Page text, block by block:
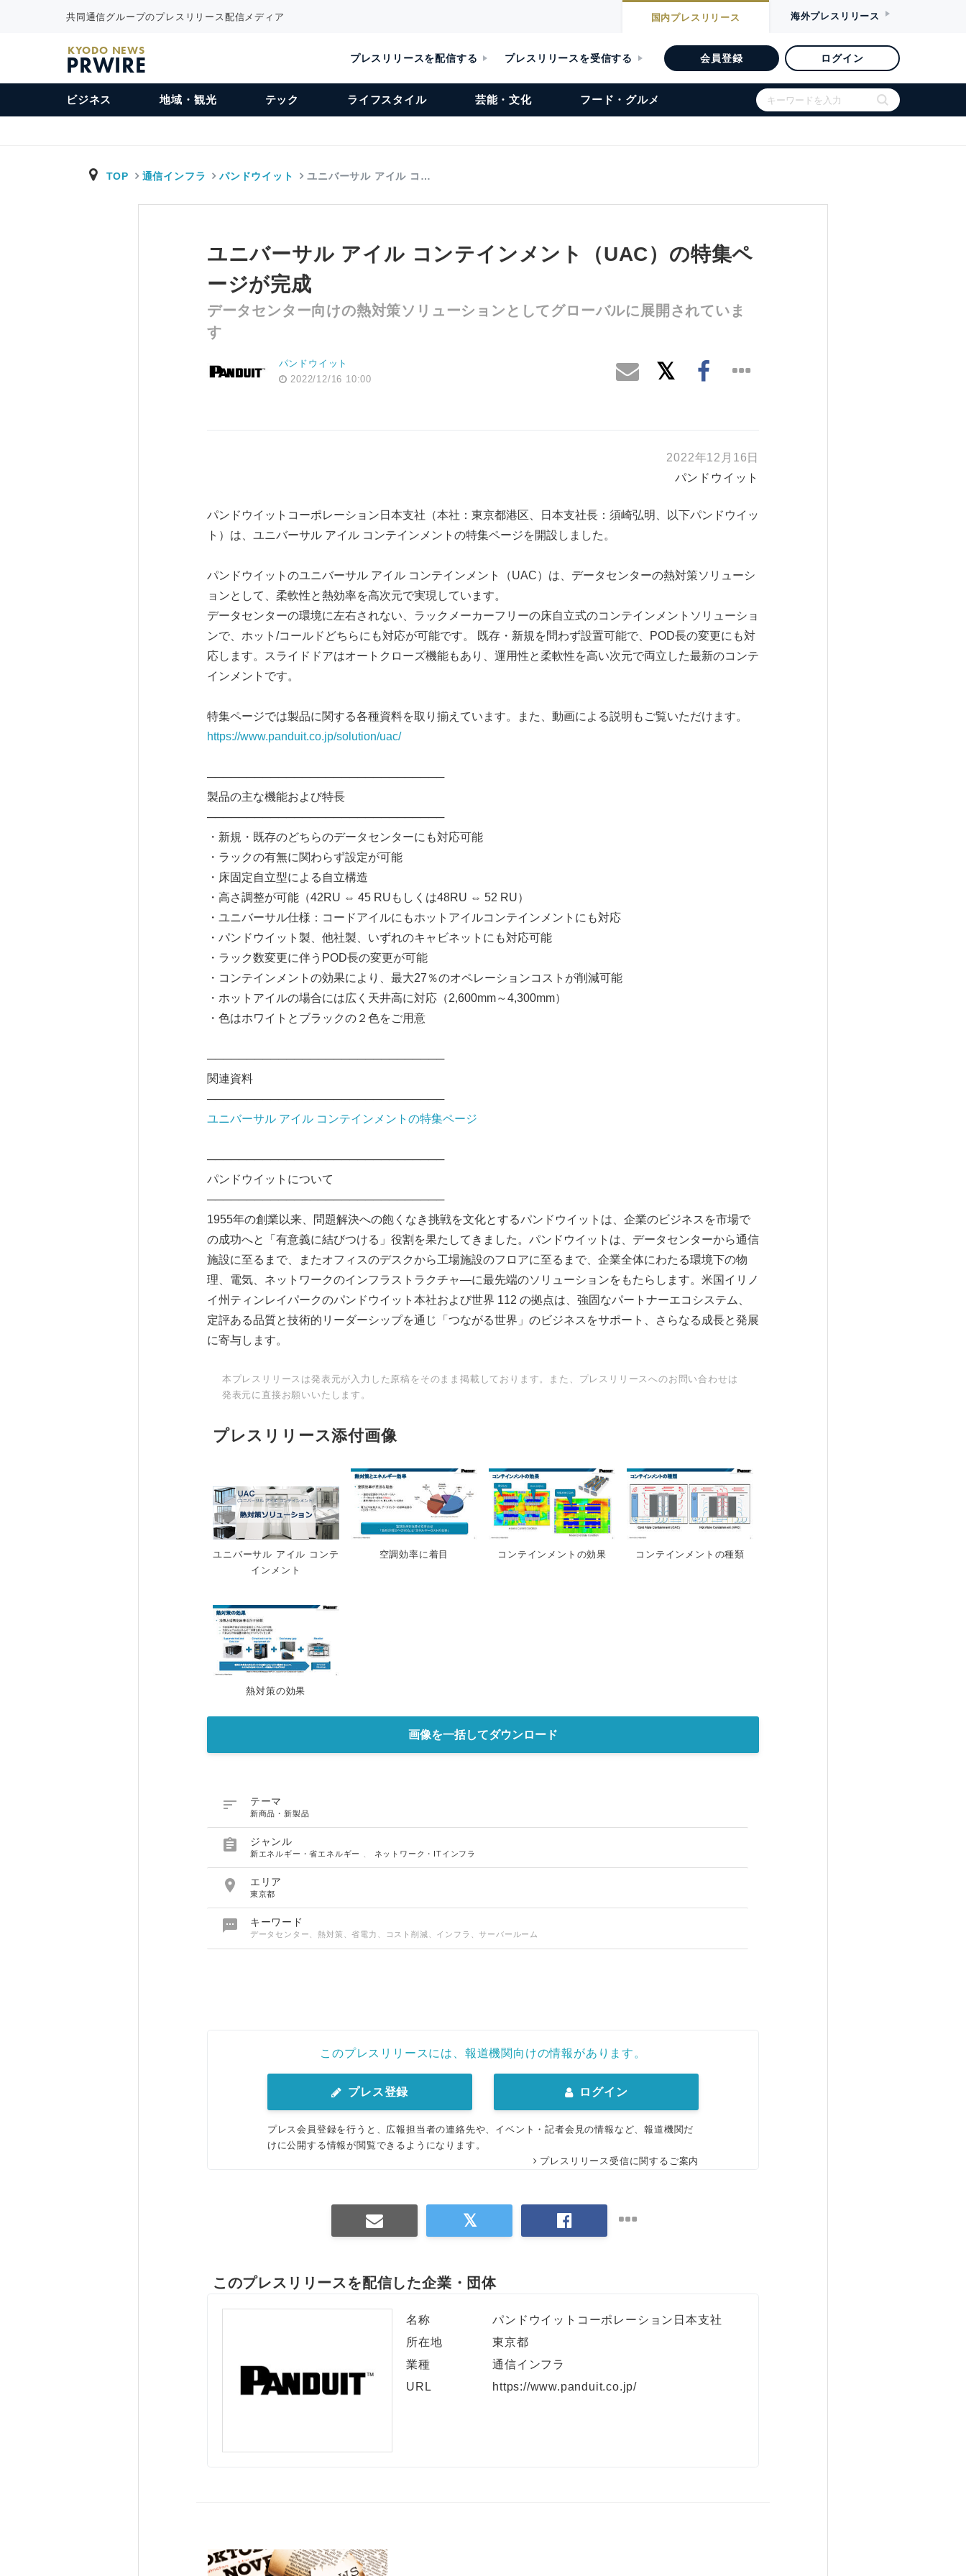
共同通信グループのプレスリリース配信メディア 国内プレスリリース 海外プレスリリース
KYODO NEWS
PRWIRE プレスリリースを配信する プレスリリースを受信する 会員登録 ログイン
ビジネス 地域・観光 テック ライフスタイル 芸能・文化 フード・グルメ
TOP 通信インフラ パンドウイット ユニバーサル アイル コ…
ユニバーサル アイル コンテインメント（UAC）の特集ペ
ージが完成
データセンター向けの熱対策ソリューションとしてグローバルに展開されていま
す
パンドウイット
2022/12/16 10:00
2022年12月16日
パンドウイット
パンドウイットコーポレーション日本支社（本社：東京都港区、日本支社長：須崎弘明、以下パンドウイッ
ト）は、ユニバーサル アイル コンテインメントの特集ページを開設しました。
パンドウイットのユニバーサル アイル コンテインメント（UAC）は、データセンターの熱対策ソリューシ
ョンとして、柔軟性と熱効率を高次元で実現しています。
データセンターの環境に左右されない、ラックメーカーフリーの床自立式のコンテインメントソリューショ
ンで、ホット/コールドどちらにも対応が可能です。 既存・新規を問わず設置可能で、POD長の変更にも対
応します。スライドドアはオートクローズ機能もあり、運用性と柔軟性を高い次元で両立した最新のコンテ
インメントです。
特集ページでは製品に関する各種資料を取り揃えています。また、動画による説明もご覧いただけます。
https://www.panduit.co.jp/solution/uac/
──────────────────────────────
製品の主な機能および特長
──────────────────────────────
・新規・既存のどちらのデータセンターにも対応可能
・ラックの有無に関わらず設定が可能
・床固定自立型による自立構造
・高さ調整が可能（42RU ⇔ 45 RUもしくは48RU ⇔ 52 RU）
・ユニバーサル仕様：コードアイルにもホットアイルコンテインメントにも対応
・パンドウイット製、他社製、いずれのキャビネットにも対応可能
・ラック数変更に伴うPOD長の変更が可能
・コンテインメントの効果により、最大27％のオペレーションコストが削減可能
・ホットアイルの場合には広く天井高に対応（2,600mm～4,300mm）
・色はホワイトとブラックの２色をご用意
──────────────────────────────
関連資料
──────────────────────────────
ユニバーサル アイル コンテインメントの特集ページ
──────────────────────────────
パンドウイットについて
──────────────────────────────
1955年の創業以来、問題解決への飽くなき挑戦を文化とするパンドウイットは、企業のビジネスを市場で
の成功へと「有意義に結びつける」役割を果たしてきました。パンドウイットは、データセンターから通信
施設に至るまで、またオフィスのデスクから工場施設のフロアに至るまで、企業全体にわたる環境下の物
理、電気、ネットワークのインフラストラクチャ―に最先端のソリューションをもたらします。米国イリノ
イ州ティンレイパークのパンドウイット本社および世界 112 の拠点は、強固なパートナーエコシステム、
定評ある品質と技術的リーダーシップを通じ「つながる世界」のビジネスをサポート、さらなる成長と発展
に寄与します。
本プレスリリースは発表元が入力した原稿をそのまま掲載しております。また、プレスリリースへのお問い合わせは
発表元に直接お願いいたします。
プレスリリース添付画像
ユニバーサル アイル コンテ
インメント
空調効率に着目 コンテインメントの効果 コンテインメントの種類
熱対策の効果
画像を一括してダウンロード
 テーマ
新商品・新製品
 ジャンル
新エネルギー・省エネルギー ネットワーク・ITインフラ
 エリア
東京都
 キーワード
データセンター、熱対策、省電力、コスト削減、インフラ、サーバールーム
このプレスリリースには、報道機関向けの情報があります。
プレス登録 ログイン
プレス会員登録を行うと、広報担当者の連絡先や、イベント・記者会見の情報など、報道機関だ
けに公開する情報が閲覧できるようになります。
プレスリリース受信に関するご案内
このプレスリリースを配信した企業・団体
名称
パンドウイットコーポレーション日本支社
所在地
東京都
業種
通信インフラ
URL
https://www.panduit.co.jp/
Japanese